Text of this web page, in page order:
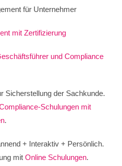
für Unternehmer
mit Zertifizierung
und Compliance
Sicherstellung der Sachkunde.
Schulungen mit
.
+ Interaktiv + Persönlich.
mit Online Schulungen.